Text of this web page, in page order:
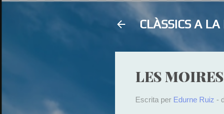
CLÀSSICS A
LES MOIRES
Escrita per Edurne Ruiz -